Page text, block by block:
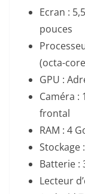
Ecran :
pouces
(octa-
GPU :
Caméra :
frontal
RAM : 4
Stockage
Batterie :
Lecteur